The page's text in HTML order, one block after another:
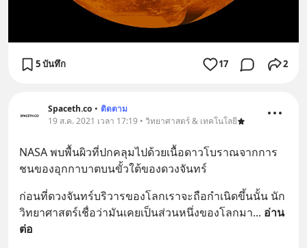
5 บันทึก 17 2
Spaceth.co • ติดตาม
19 ส.ค. 2021 เวลา 17:19 • วิทยาศาสตร์ & เทคโนโลยี
NASA พบพื้นผิวที่ปกคลุมไปด้วยเนื้อดาวโบราณจากการ
ชนของอุกกาบาตบนขั้วใต้ของดวงจันทร์
ก่อนที่ดวงจันทร์บริวารของโลกเราจะถือกำเนิดขึ้นนั้น นัก
วิทยาศาสตร์เชื่อว่ามันเคยเป็นส่วนหนึ่งของโลกมา... อ่าน
ต่อ